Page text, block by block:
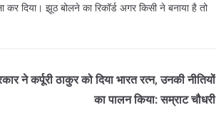
दिया। झूठ बोलने का रिकॉर्ड अगर किसी ने बनाया है तो
ने कर्पूरी ठाकुर को दिया भारत रत्न, उनकी नीतियों
का पालन किया: सम्राट चौधरी